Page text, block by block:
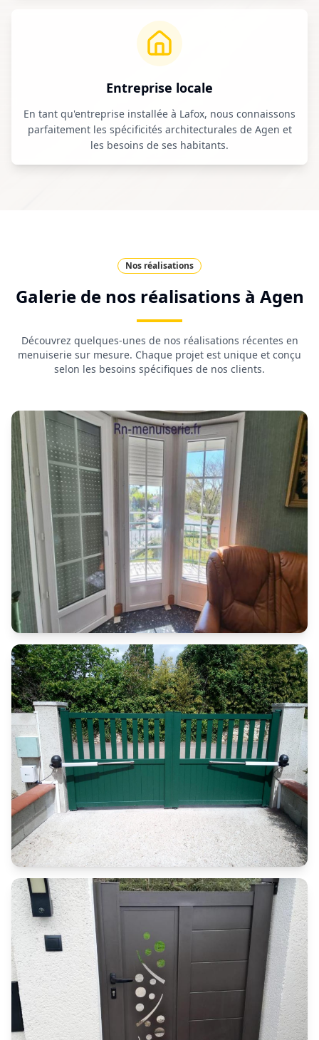
Entreprise locale
En tant qu'entreprise installée à Lafox, nous connaissons
parfaitement les spécificités architecturales de Agen et
les besoins de ses habitants.
Nos réalisations
Galerie de nos réalisations à Agen
Découvrez quelques-unes de nos réalisations récentes en
menuiserie sur mesure. Chaque projet est unique et conçu
selon les besoins spécifiques de nos clients.
Fenêtres
Fenêtres en bow-window avec volets
roulants
Portails
Portail aluminium motorisé avec
décoration